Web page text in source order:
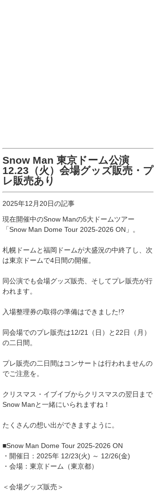
Snow Man 東京ドーム公演
12.23（火）会場グッズ販売・プ
レ販売あり
2025年12月20日の記事
現在開催中のSnow Manの5大ドームツアー
「Snow Man Dome Tour 2025-2026 ON」。
札幌ドームと福岡ドームが大盛況の中終了し、次
は東京ドームで4日間の開催。
同公演でも会場グッズ販売、そしてプレ販売が行
われます。
入場整理券の取得の準備はできました!?
同会場でのプレ販売は12/21（日）と22日（月）
の二日間。
プレ販売の二日間はコンサートは行われませんの
でご注意を。
クリスマス・イブイブからクリスマスの翌日まで
Snow Manと一緒にいられますね！
たくさんの想い出ができますように。
■Snow Man Dome Tour 2025-2026 ON
・開催日：2025年 12/23(火) ～ 12/26(金)
・会場：東京ドーム（東京都）
＜会場グッズ販売＞